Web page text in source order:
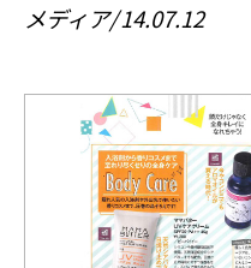
メディア 14.07.12